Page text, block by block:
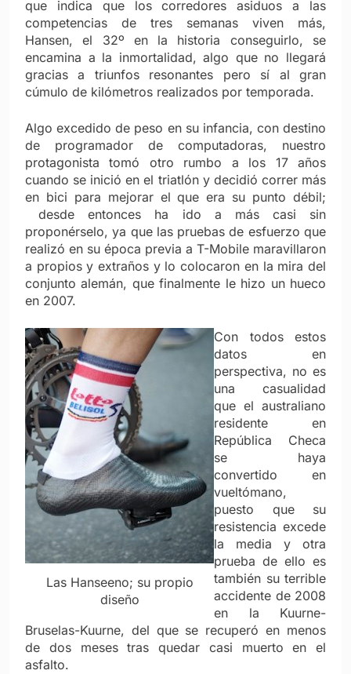
que indica que los corredores asiduos a las
competencias de tres semanas viven más,
Hansen, el 32º en la historia conseguirlo, se
encamina a la inmortalidad, algo que no llegará
gracias a triunfos resonantes pero sí al gran
cúmulo de kilómetros realizados por temporada.
Algo excedido de peso en su infancia, con destino
de programador de computadoras, nuestro
protagonista tomó otro rumbo a los 17 años
cuando se inició en el triatlón y decidió correr más
en bici para mejorar el que era su punto débil;
desde entonces ha ido a más casi sin
proponérselo, ya que las pruebas de esfuerzo que
realizó en su época previa a T-Mobile maravillaron
a propios y extraños y lo colocaron en la mira del
conjunto alemán, que finalmente le hizo un hueco
en 2007.
Las Hanseeno; su propio
diseño
Con todos estos
datos en
perspectiva, no es
una casualidad
que el australiano
residente en
República Checa
se haya
convertido en
vueltómano,
puesto que su
resistencia excede
la media y otra
prueba de ello es
también su terrible
accidente de 2008
en la Kuurne-
Bruselas-Kuurne, del que se recuperó en menos
de dos meses tras quedar casi muerto en el
asfalto.